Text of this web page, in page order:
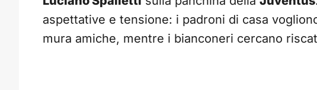
aspettative e tensione: i padroni di casa
mura amiche, mentre i bianconeri cercano